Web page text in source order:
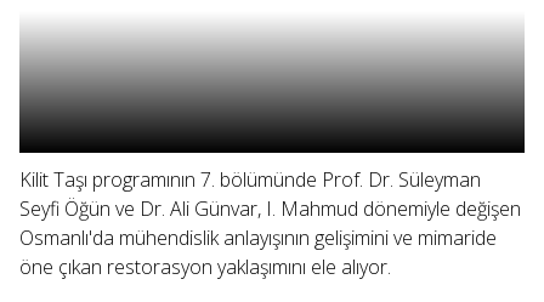
Kilit Taşı programının 7. bölümünde Prof. Dr. Süleyman
Seyfi Öğün ve Dr. Ali Günvar, I. Mahmud dönemiyle değişen
Osmanlı'da mühendislik anlayışının gelişimini ve mimaride
öne çıkan restorasyon yaklaşımını ele alıyor.